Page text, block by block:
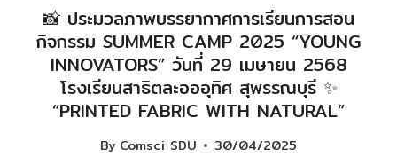
📸 ประมวลภาพบรรยากาศการเรียนการสอน
กิจกรรม SUMMER CAMP 2025 “YOUNG
INNOVATORS” วันที่ 29 เมษายน 2568
โรงเรียนสาธิตละอออุทิศ สุพรรณบุรี ✨
“PRINTED FABRIC WITH NATURAL”
By Comsci SDU 30/04/2025